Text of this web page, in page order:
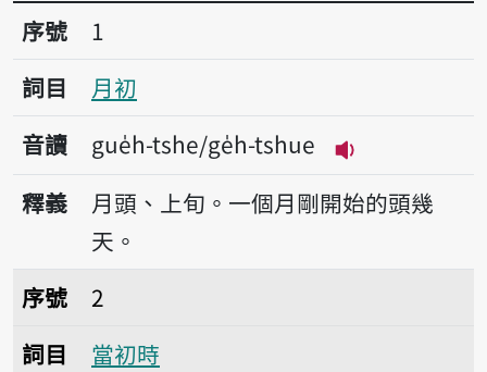
序號1月初
序號
1
詞目
月初
音讀
gue̍h-tshe/ge̍h-tshue
播放音讀
釋義
月頭、上旬。一個月剛開始的頭幾
天。
序號2當初時
序號
2
詞目
當初時